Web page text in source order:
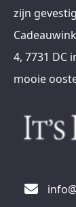
zijn
4, 7731 DC
mooie